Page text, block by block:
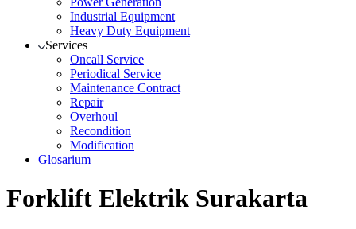
Industrial Equipment
Heavy Duty Equipment
Services
Oncall Service
Periodical Service
Maintenance Contract
Repair
Overhoul
Recondition
Modification
Glosarium
Forklift Elektrik Surakarta